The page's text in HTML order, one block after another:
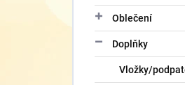
Oblečení
Doplňky
Vložky/